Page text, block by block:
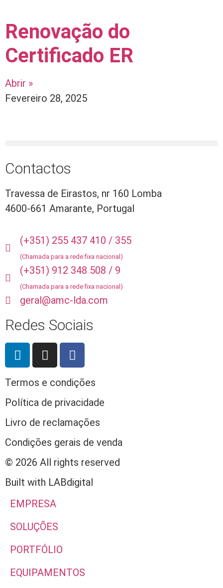
Renovação do
Certificado ER
Abrir »
Fevereiro 28, 2025
Contactos
Travessa de Eirastos, nr 160 Lomba
4600-661 Amarante, Portugal
(+351) 255 437 410 / 355
(Chamada para a rede fixa nacional)
(+351) 912 348 508 / 9
(Chamada para a rede fixa nacional)
geral@amc-lda.com
Redes Sociais
Termos e condições
Política de privacidade
Livro de reclamações
Condições gerais de venda
© 2026 All rights reserved​
Built with LABdigital
EMPRESA
SOLUÇÕES
PORTFÓLIO
EQUIPAMENTOS